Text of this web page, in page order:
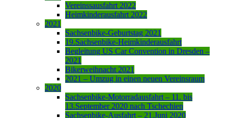
Vereinssausfahrt 2022
Heimkinderausfahrt 2022
2021
Sachsenbike-Geburtstag 2021
19.Sachsenbike-Heimkinderausfahrt
Begleitung US Car Convention in Dresden –
2021
Bikerweihnacht 2021
2021 – Umzug in einen neuen Vereinsraum
2020
Sachsenbike-Motorradausfahrt – 11. bis
13.September 2020 nach Tschechien
Sachsenbike-Ausfahrt – 21.Juni 2020